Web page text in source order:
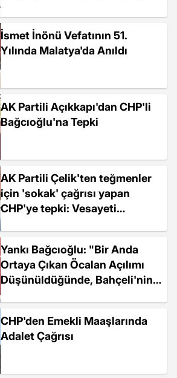
İsmet İnönü Vefatının 51.
Yılında Malatya'da Anıldı
AK Partili Açıkkapı'dan CHP'li
Bağcıoğlu'na Tepki
AK Partili Çelik'ten teğmenler
için 'sokak' çağrısı yapan
CHP'ye tepki: Vesayeti
Yankı Bağcıoğlu: "Bir Anda
Ortaya Çıkan Öcalan Açılımı
Düşünüldüğünde, Bahçeli'nin
CHP'den Emekli Maaşlarında
Adalet Çağrısı